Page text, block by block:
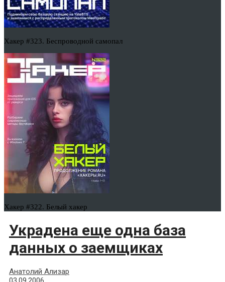
Хакер #323. Беспроводной самопал
Хакер #322. Белый хакер
Украдена еще одна база
данных о заемщиках
Анатолий Ализар